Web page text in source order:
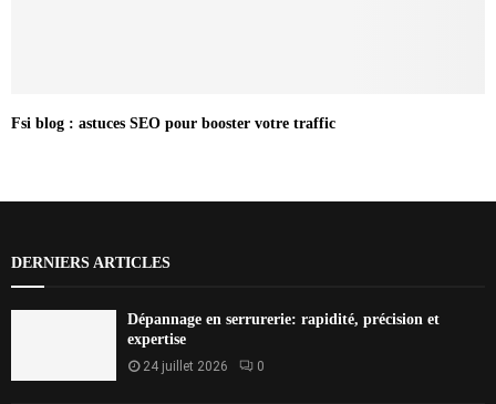
Fsi blog : astuces SEO pour booster votre traffic
DERNIERS ARTICLES
Dépannage en serrurerie: rapidité, précision et
expertise
24 juillet 2026 0